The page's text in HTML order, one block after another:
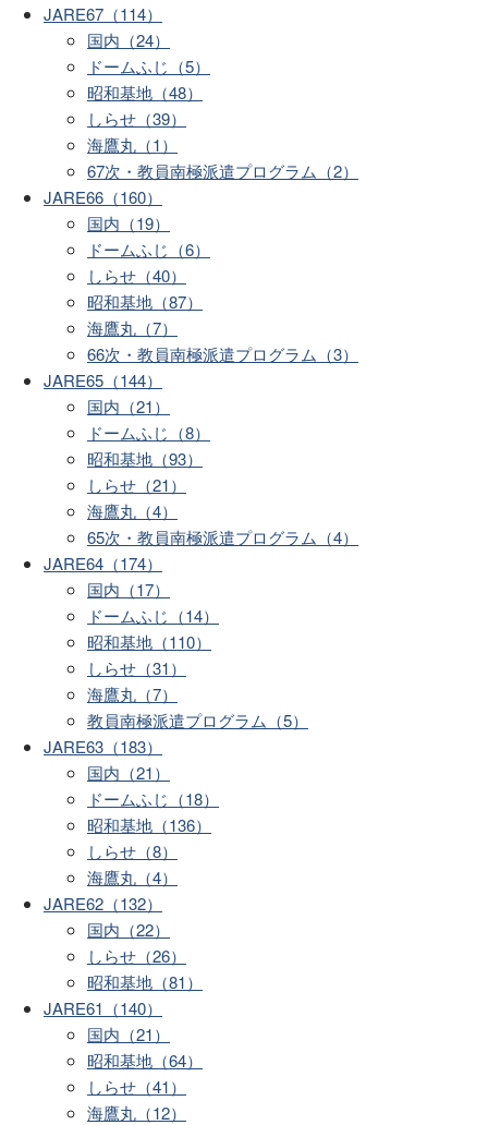
JARE67（114）
国内（24）
ドームふじ（5）
昭和基地（48）
しらせ（39）
海鷹丸（1）
67次・教員南極派遣プログラム（2）
JARE66（160）
国内（19）
ドームふじ（6）
しらせ（40）
昭和基地（87）
海鷹丸（7）
66次・教員南極派遣プログラム（3）
JARE65（144）
国内（21）
ドームふじ（8）
昭和基地（93）
しらせ（21）
海鷹丸（4）
65次・教員南極派遣プログラム（4）
JARE64（174）
国内（17）
ドームふじ（14）
昭和基地（110）
しらせ（31）
海鷹丸（7）
教員南極派遣プログラム（5）
JARE63（183）
国内（21）
ドームふじ（18）
昭和基地（136）
しらせ（8）
海鷹丸（4）
JARE62（132）
国内（22）
しらせ（26）
昭和基地（81）
JARE61（140）
国内（21）
昭和基地（64）
しらせ（41）
海鷹丸（12）